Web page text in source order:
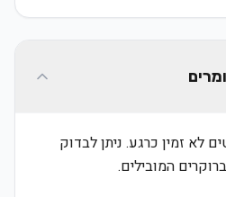
לא זמין כרגע. ניתן לבדוק
המובילים.